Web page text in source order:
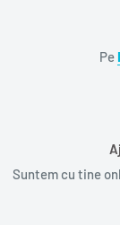
Pe
Suntem cu tine